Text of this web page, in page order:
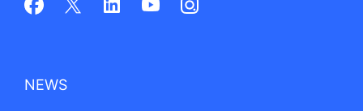
NEWS